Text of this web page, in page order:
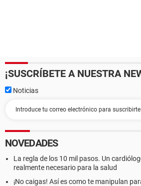
¡SUSCRÍBETE A NUESTRA
Noticias
NOVEDADES
La regla de los 10 mil pasos. Un
realmente necesario para la salud
¡No caigas! Así es como te manipulan